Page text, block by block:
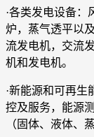
·各类发电设备：
炉，蒸气透平以
流发电机，交流
机和发电机。
·新能源和可再生
控及服务，能源
（固体、液体、